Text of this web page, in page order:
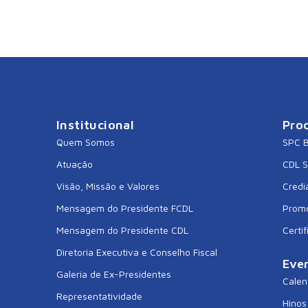
Institucional
Quem Somos
Atuação
Visão, Missão e Valores
Mensagem do Presidente FCDL
Mensagem do Presidente CDL
Diretoria Executiva e Conselho Fiscal
Galeria de Ex-Presidentes
Representatividade
SPC
CDL
Hinos